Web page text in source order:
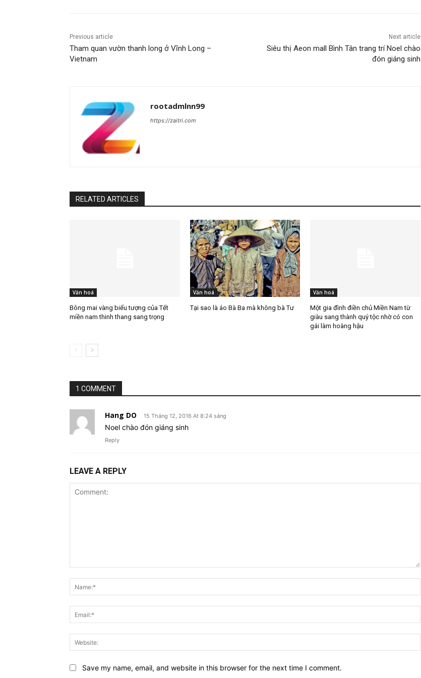
Previous article
Tham quan vườn thanh long ở Vĩnh Long –
Vietnam
Next article
Siêu thị Aeon mall Bình Tân trang trí Noel chào
đón giáng sinh
rootadmlnn99
https://zaitri.com
RELATED ARTICLES
Văn hoá
Bông mai vàng biểu tượng của Tết
miền nam thinh thang sang trọng
Văn hoá
Tại sao là áo Bà Ba mà không bà Tư
Văn hoá
Một gia đình điền chủ Miền Nam từ
giàu sang thành quý tộc nhờ có con
gái làm hoàng hậu
1 COMMENT
Hang DO 15 Tháng 12, 2016 At 8:24 sáng
Noel chào đón giáng sinh
Reply
LEAVE A REPLY
Save my name, email, and website in this browser for the next time I comment.